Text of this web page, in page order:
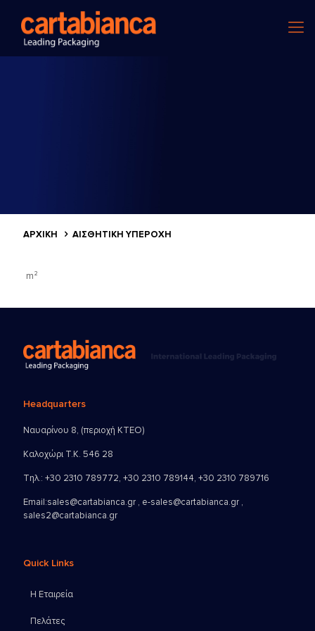
ΑΡΧΙΚΗ ΑΙΣΘΗΤΙΚΉ ΥΠΕΡΟΧΉ
m²
Headquarters
Ναυαρίνου 8, (περιοχή ΚΤΕΟ)
Καλοχώρι Τ.Κ. 546 28
Τηλ.: +30 2310 789772, +30 2310 789144, +30 2310 789716
Email:sales@cartabianca.gr , e-sales@cartabianca.gr ,
sales2@cartabianca.gr
Quick Links
Η Εταιρεία
Πελάτες